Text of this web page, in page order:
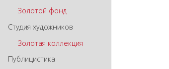
Золотой фонд
Студия художников
Золотая коллекция
Публицистика